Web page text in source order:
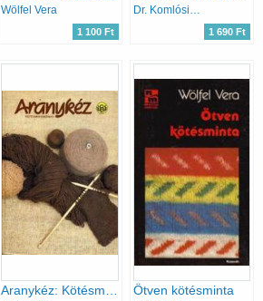
Wölfel Vera
1 100 Ft 1 690 Ft
Ötven kötésminta